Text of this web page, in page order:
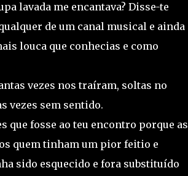
lavada me encantava? Disse-te
de um canal musical e ainda
louca que conhecias e como
vezes nos traíram, soltas no
vezes sem sentido.
que fosse ao teu encontro porque as
quem tinham um pior feitio e
sido esquecido e fora substituído